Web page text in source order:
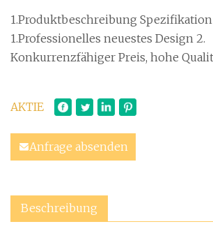
1.Produktbeschreibung Spezifikation
1.Professionelles neuestes Design 2.
AKTIE
Anfrage absenden
Beschreibung